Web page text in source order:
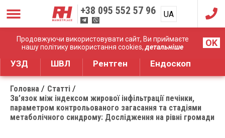
Продовжуючи використовувати сайт, Ви приймаєте
нашу політику використання cookies,детальніше OK
+38 095 552 57 96 UA
RU
Дистрибуція медичного обладнання
УЗД ШВЛ Рентген Ендоскоп
Головна
Статті
Зв’язок між індексом жирової інфільтрації печінки,
параметром контрольованого загасання та стадіями
метаболічного синдрому: Дослідження на рівні громади